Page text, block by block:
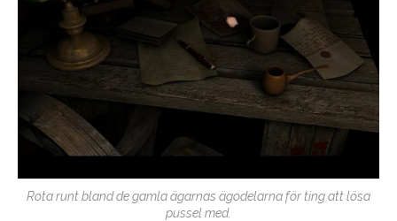
Rota runt bland de gamla ägarnas ägodelarna för ting att lösa
pussel med.